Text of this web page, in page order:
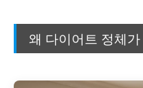
왜 다이어트 정체